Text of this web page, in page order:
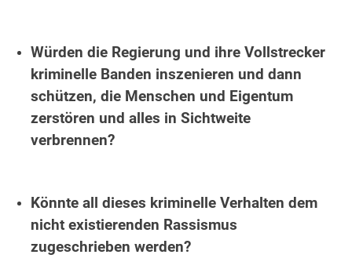
Würden die Regierung und ihre Vollstrecker
kriminelle Banden inszenieren und dann
schützen, die Menschen und Eigentum
zerstören und alles in Sichtweite
verbrennen?
Könnte all dieses kriminelle Verhalten dem
nicht existierenden Rassismus
zugeschrieben werden?